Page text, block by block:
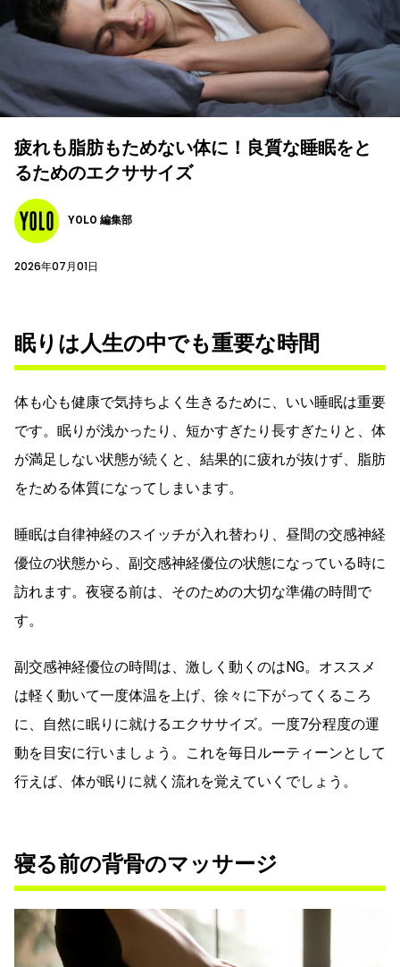
疲れも脂肪もためない体に！良質な睡眠をと
るためのエクササイズ
YOLO 編集部
2026年07月01日
眠りは人生の中でも重要な時間
体も心も健康で気持ちよく生きるために、いい睡眠は重要
です。眠りが浅かったり、短かすぎたり長すぎたりと、体
が満足しない状態が続くと、結果的に疲れが抜けず、脂肪
をためる体質になってしまいます。
睡眠は自律神経のスイッチが入れ替わり、昼間の交感神経
優位の状態から、副交感神経優位の状態になっている時に
訪れます。夜寝る前は、そのための大切な準備の時間で
す。
副交感神経優位の時間は、激しく動くのはNG。オススメ
は軽く動いて一度体温を上げ、徐々に下がってくるころ
に、自然に眠りに就けるエクササイズ。一度7分程度の運
動を目安に行いましょう。これを毎日ルーティーンとして
行えば、体が眠りに就く流れを覚えていくでしょう。
寝る前の背骨のマッサージ